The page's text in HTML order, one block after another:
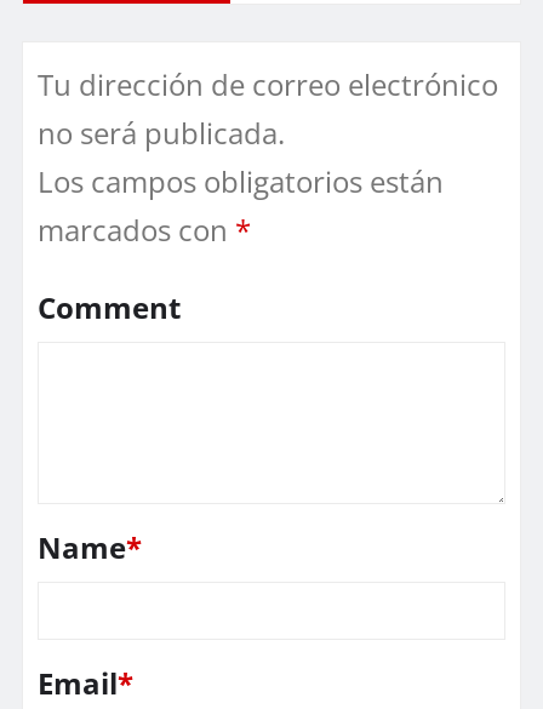
Tu dirección de correo electrónico
no será publicada.
Los campos obligatorios están
marcados con *
Comment
Name*
Email*